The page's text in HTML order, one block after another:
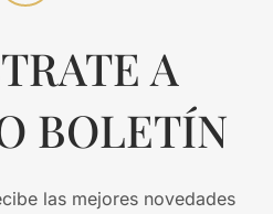
A
BOLETÍN
las mejores novedades